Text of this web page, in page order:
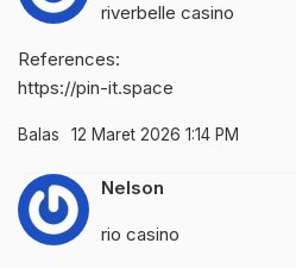
riverbelle casino
References:
https://pin-it.space
Balas 12 Maret 2026 1:14 PM
Nelson
rio casino